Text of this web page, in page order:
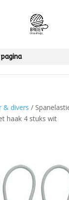
& divers /
haak 4 stuks wit